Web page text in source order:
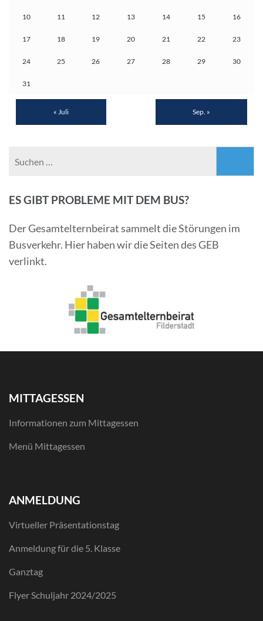
10 11 12 13 14 15 16
17 18 19 20 21 22 23
24 25 26 27 28 29 30
31
« Juli Sep. »
ES GIBT PROBLEME MIT DEM BUS?
Der Gesamtelternbeirat sammelt die Störungen im
Busverkehr. Hier haben wir die Seiten des GEB
verlinkt.
MITTAGESSEN
Informationen zum Mittagessen
Menü Mittagessen
ANMELDUNG
Virtueller Präsentationstag
Anmeldung für die 5. Klasse
Ganztag
Flyer Schuljahr 2024/2025